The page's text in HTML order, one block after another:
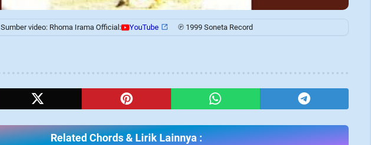
Sumber video: Rhoma Irama Official: YouTube ℗ 1999 Soneta Record
Related Chords & Lirik Lainnya :